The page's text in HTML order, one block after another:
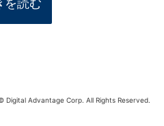
を読む
Digital Advantage Corp. All Rights Reserved.